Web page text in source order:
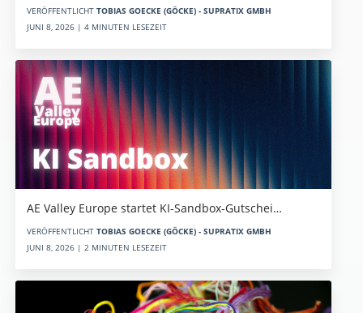
VERÖFFENTLICHT TOBIAS GOECKE (GÖCKE) - SUPRATIX GMBH
JUNI 8, 2026 | 4 MINUTEN LESEZEIT
AE Valley Europe startet KI-Sandbox-Gutschei…
VERÖFFENTLICHT TOBIAS GOECKE (GÖCKE) - SUPRATIX GMBH
JUNI 8, 2026 | 2 MINUTEN LESEZEIT